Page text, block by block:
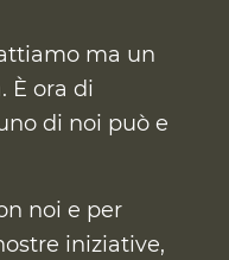
ma un
È ora di
di noi può e
noi e per
iniziative,